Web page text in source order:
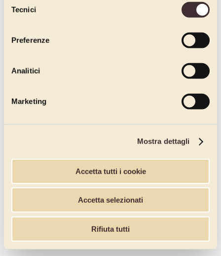
delTecnici
Preferenze
Analitici
Marketing
Mostra dettagli
Accetta tutti i cookie
Accetta selezionati
Rifiuta tutti